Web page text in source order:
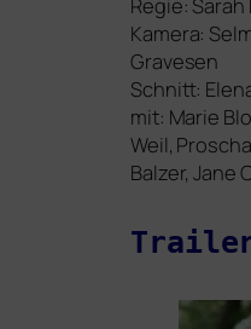
Kamera:
Gravesen
Schnitt:
mit: Marie
Weil,
Balzer, Jane